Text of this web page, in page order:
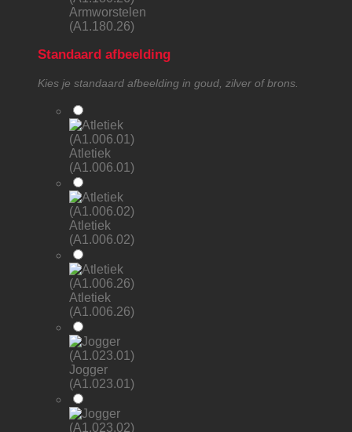
Armworstelen
(A1.180.26)
Standaard afbeelding
Kies je standaard afbeelding in goud, zilver of brons.
Atletiek
(A1.006.01)
Atletiek
(A1.006.02)
Atletiek
(A1.006.26)
Jogger
(A1.023.01)